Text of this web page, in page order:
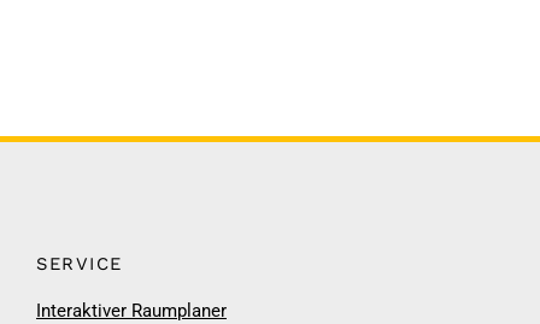
SERVICE
Interaktiver Raumplaner